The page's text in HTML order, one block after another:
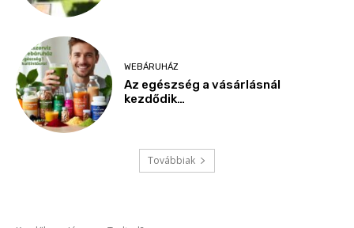
WEBÁRUHÁZ
Az egészség a vásárlásnál
kezdődik…
Továbbiak